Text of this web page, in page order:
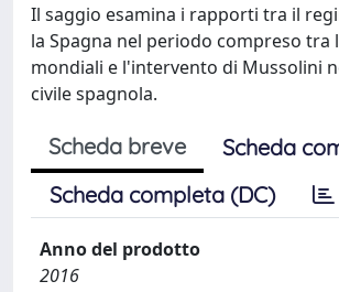
Il saggio esamina i rapporti tra il
la Spagna nel periodo compreso tra
mondiali e l'intervento di Mussolini
civile spagnola.
Scheda breve
Scheda
Scheda completa (DC)
Anno del prodotto
2016